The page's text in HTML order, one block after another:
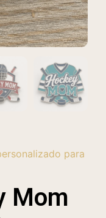
para
Mom